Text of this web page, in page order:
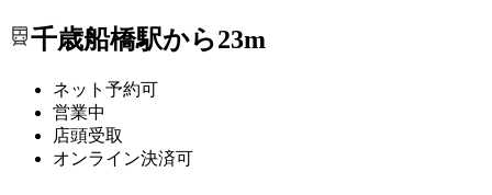
千歳船橋駅から23m
ネット予約可
営業中
店頭受取
オンライン決済可